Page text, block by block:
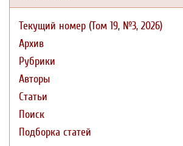
Текущий номер (Том 19, №3, 2026)
Архив
Рубрики
Авторы
Статьи
Поиск
Подборка статей